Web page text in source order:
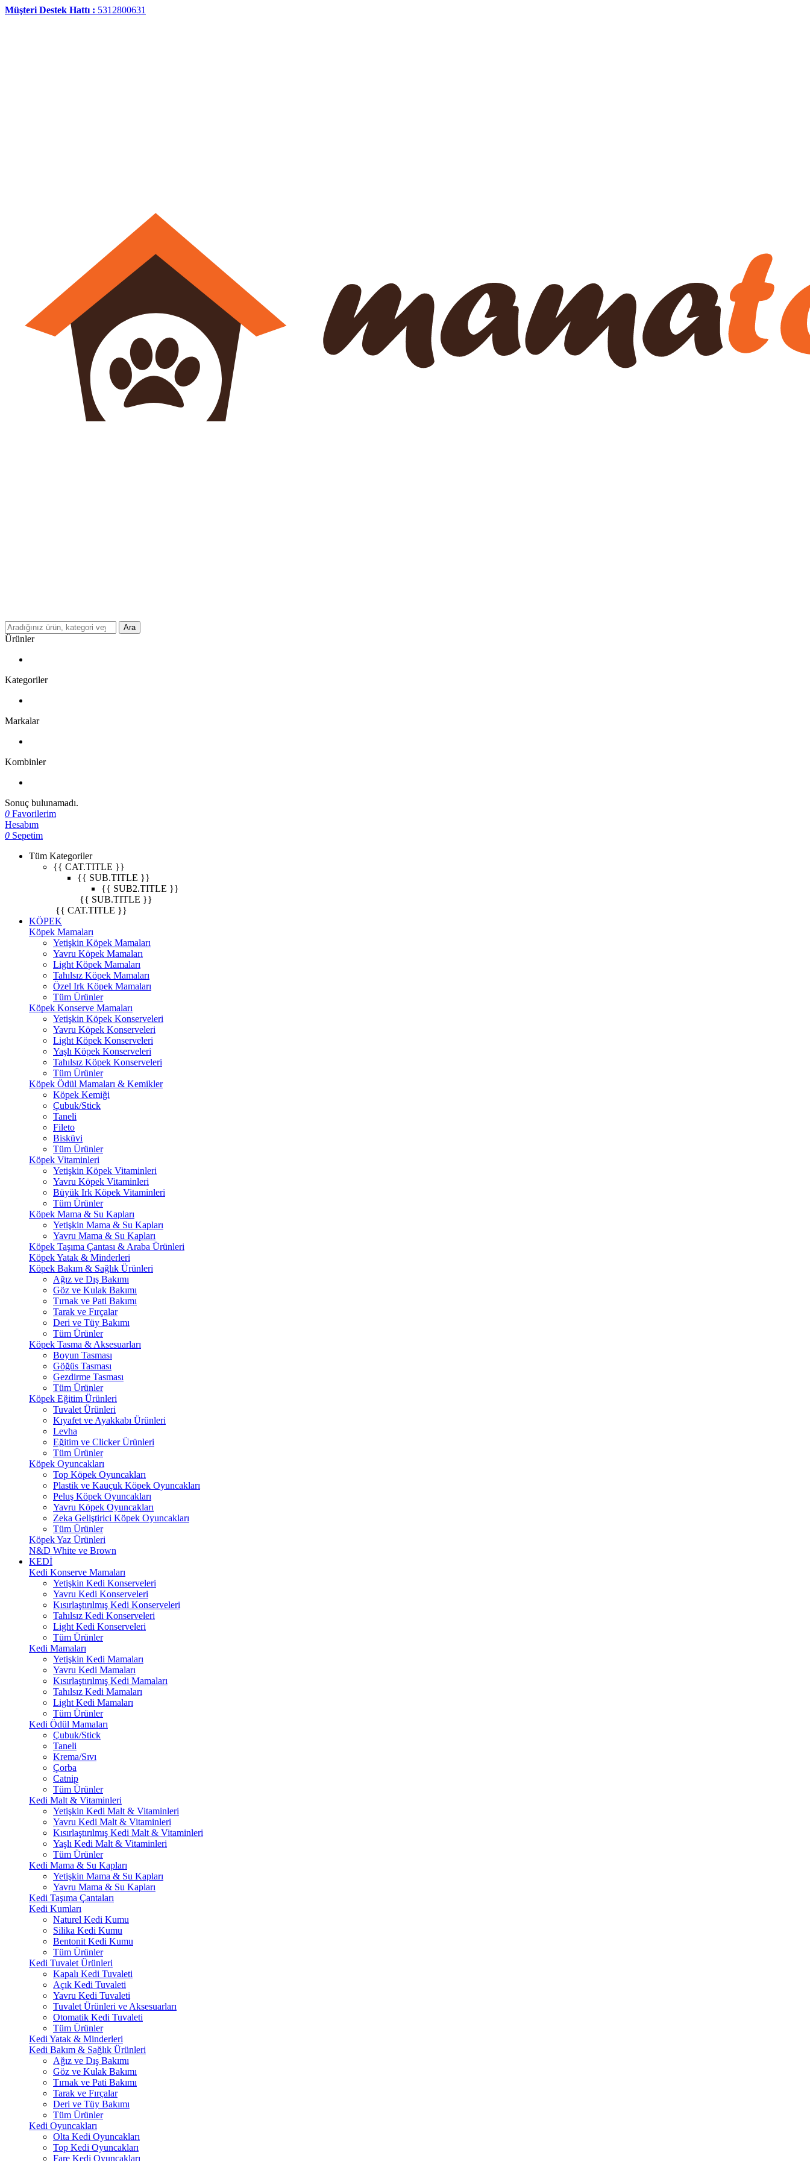
Müşteri Destek Hattı : 5312800631
Ara
Ürünler
Kategoriler
Markalar
Kombinler
Sonuç bulunamadı.
0 Favorilerim
Hesabım
0 Sepetim
Tüm Kategoriler
{{ CAT.TITLE }}
{{ SUB.TITLE }}
{{ SUB2.TITLE }}
{{ SUB.TITLE }}
{{ CAT.TITLE }}
KÖPEK
Köpek Mamaları
Yetişkin Köpek Mamaları
Yavru Köpek Mamaları
Light Köpek Mamaları
Tahılsız Köpek Mamaları
Özel Irk Köpek Mamaları
Tüm Ürünler
Köpek Konserve Mamaları
Yetişkin Köpek Konserveleri
Yavru Köpek Konserveleri
Light Köpek Konserveleri
Yaşlı Köpek Konserveleri
Tahılsız Köpek Konserveleri
Tüm Ürünler
Köpek Ödül Mamaları & Kemikler
Köpek Kemiği
Çubuk/Stick
Taneli
Fileto
Bisküvi
Tüm Ürünler
Köpek Vitaminleri
Yetişkin Köpek Vitaminleri
Yavru Köpek Vitaminleri
Büyük Irk Köpek Vitaminleri
Tüm Ürünler
Köpek Mama & Su Kapları
Yetişkin Mama & Su Kapları
Yavru Mama & Su Kapları
Köpek Taşıma Çantası & Araba Ürünleri
Köpek Yatak & Minderleri
Köpek Bakım & Sağlık Ürünleri
Ağız ve Dış Bakımı
Göz ve Kulak Bakımı
Tırnak ve Pati Bakımı
Tarak ve Fırçalar
Deri ve Tüy Bakımı
Tüm Ürünler
Köpek Tasma & Aksesuarları
Boyun Tasması
Göğüs Tasması
Gezdirme Tasması
Tüm Ürünler
Köpek Eğitim Ürünleri
Tuvalet Ürünleri
Kıyafet ve Ayakkabı Ürünleri
Levha
Eğitim ve Clicker Ürünleri
Tüm Ürünler
Köpek Oyuncakları
Top Köpek Oyuncakları
Plastik ve Kauçuk Köpek Oyuncakları
Peluş Köpek Oyuncakları
Yavru Köpek Oyuncakları
Zeka Geliştirici Köpek Oyuncakları
Tüm Ürünler
Köpek Yaz Ürünleri
N&D White ve Brown
KEDİ
Kedi Konserve Mamaları
Yetişkin Kedi Konserveleri
Yavru Kedi Konserveleri
Kısırlaştırılmış Kedi Konserveleri
Tahılsız Kedi Konserveleri
Light Kedi Konserveleri
Tüm Ürünler
Kedi Mamaları
Yetişkin Kedi Mamaları
Yavru Kedi Mamaları
Kısırlaştırılmış Kedi Mamaları
Tahılsız Kedi Mamaları
Light Kedi Mamaları
Tüm Ürünler
Kedi Ödül Mamaları
Çubuk/Stick
Taneli
Krema/Sıvı
Çorba
Catnip
Tüm Ürünler
Kedi Malt & Vitaminleri
Yetişkin Kedi Malt & Vitaminleri
Yavru Kedi Malt & Vitaminleri
Kısırlaştırılmış Kedi Malt & Vitaminleri
Yaşlı Kedi Malt & Vitaminleri
Tüm Ürünler
Kedi Mama & Su Kapları
Yetişkin Mama & Su Kapları
Yavru Mama & Su Kapları
Kedi Taşıma Çantaları
Kedi Kumları
Naturel Kedi Kumu
Silika Kedi Kumu
Bentonit Kedi Kumu
Tüm Ürünler
Kedi Tuvalet Ürünleri
Kapalı Kedi Tuvaleti
Açık Kedi Tuvaleti
Yavru Kedi Tuvaleti
Tuvalet Ürünleri ve Aksesuarları
Otomatik Kedi Tuvaleti
Tüm Ürünler
Kedi Yatak & Minderleri
Kedi Bakım & Sağlık Ürünleri
Ağız ve Dış Bakımı
Göz ve Kulak Bakımı
Tırnak ve Pati Bakımı
Tarak ve Fırçalar
Deri ve Tüy Bakımı
Tüm Ürünler
Kedi Oyuncakları
Olta Kedi Oyuncakları
Top Kedi Oyuncakları
Fare Kedi Oyuncakları